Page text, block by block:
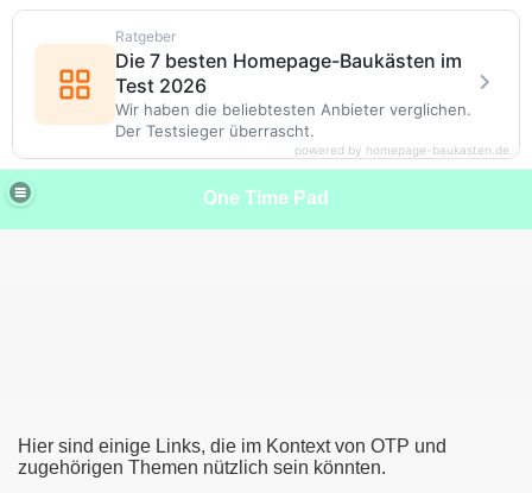
One Time Pad
Hier sind einige Links, die im Kontext von OTP und
zugehörigen Themen nützlich sein könnten.
Ratgeber
Die 7 besten Homepage-Baukästen im
Test 2026
Wir haben die beliebtesten Anbieter verglichen.
Der Testsieger überrascht.
powered by homepage-baukasten.de